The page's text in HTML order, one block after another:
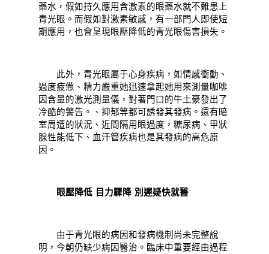
藥水，假如持久應用含激素的眼藥水就不難患上
青光眼。而假如對激素敏感，有一部門人即使短
期應用，也會呈現眼壓降低的青光眼傷害損失。
此外，青光眼屬于心身疾病，如情感衝動、
過度疲憊、精力嚴重她迅速拿起她用來測量咖啡
因含量的激光測量儀，對著門口的牛土豪發出了
冷酷的警告。、抑郁等都可誘發其發病。還有暗
室周遭的狀況、近間隔用眼過度，糖尿病、甲狀
腺性能低下、血汗管疾病也是其發病的高危原
因。
眼壓降低 目力驟降 別遲疑快就醫
由于青光眼的病因和發病機制尚未完整說
明，今朝仍缺少病因醫治。臨床中重要經由過程